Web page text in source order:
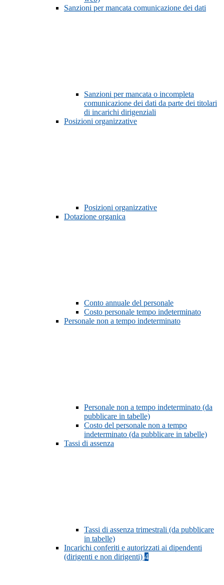
Sanzioni per mancata comunicazione dei dati
Sanzioni per mancata o incompleta
comunicazione dei dati da parte dei titolari
di incarichi dirigenziali
Posizioni organizzative
Posizioni organizzative
Dotazione organica
Conto annuale del personale
Costo personale tempo indeterminato
Personale non a tempo indeterminato
Personale non a tempo indeterminato (da
pubblicare in tabelle)
Costo del personale non a tempo
indeterminato (da pubblicare in tabelle)
Tassi di assenza
Tassi di assenza trimestrali (da pubblicare
in tabelle)
Incarichi conferiti e autorizzati ai dipendenti
(dirigenti e non dirigenti) 4